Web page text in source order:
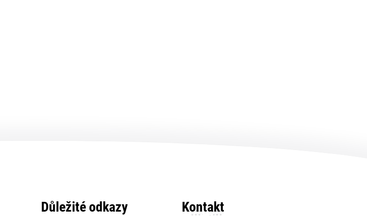
Důležité odkazy Kontakt